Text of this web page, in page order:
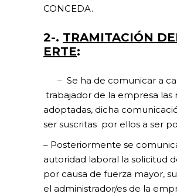
CONCEDA.
2-. TRAMITACIÓN
ERTE:
– Se ha de comunicar a
trabajador de la empresa las
adoptadas, dicha
ser suscritas por ellos a ser
– Posteriormente se
autoridad laboral la solicitud
por causa de fuerza mayor,
el administrador/es de la